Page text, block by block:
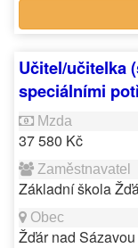
Učitel/učitelka
speciálními
37 580 Kč
Základní škola
Žďár nad Sázavou